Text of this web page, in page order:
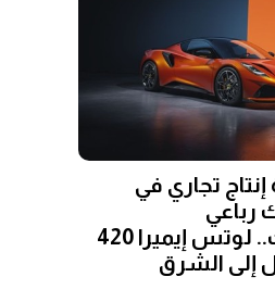
تجاري في
رباعي
الأسطوانات.. لوتس إيميرا 420
إلى الشرق